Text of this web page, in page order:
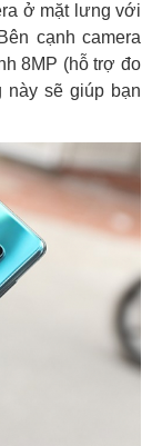
ở mặt lưng với
cạnh camera
8MP (hỗ trợ đo
này sẽ giúp bạn